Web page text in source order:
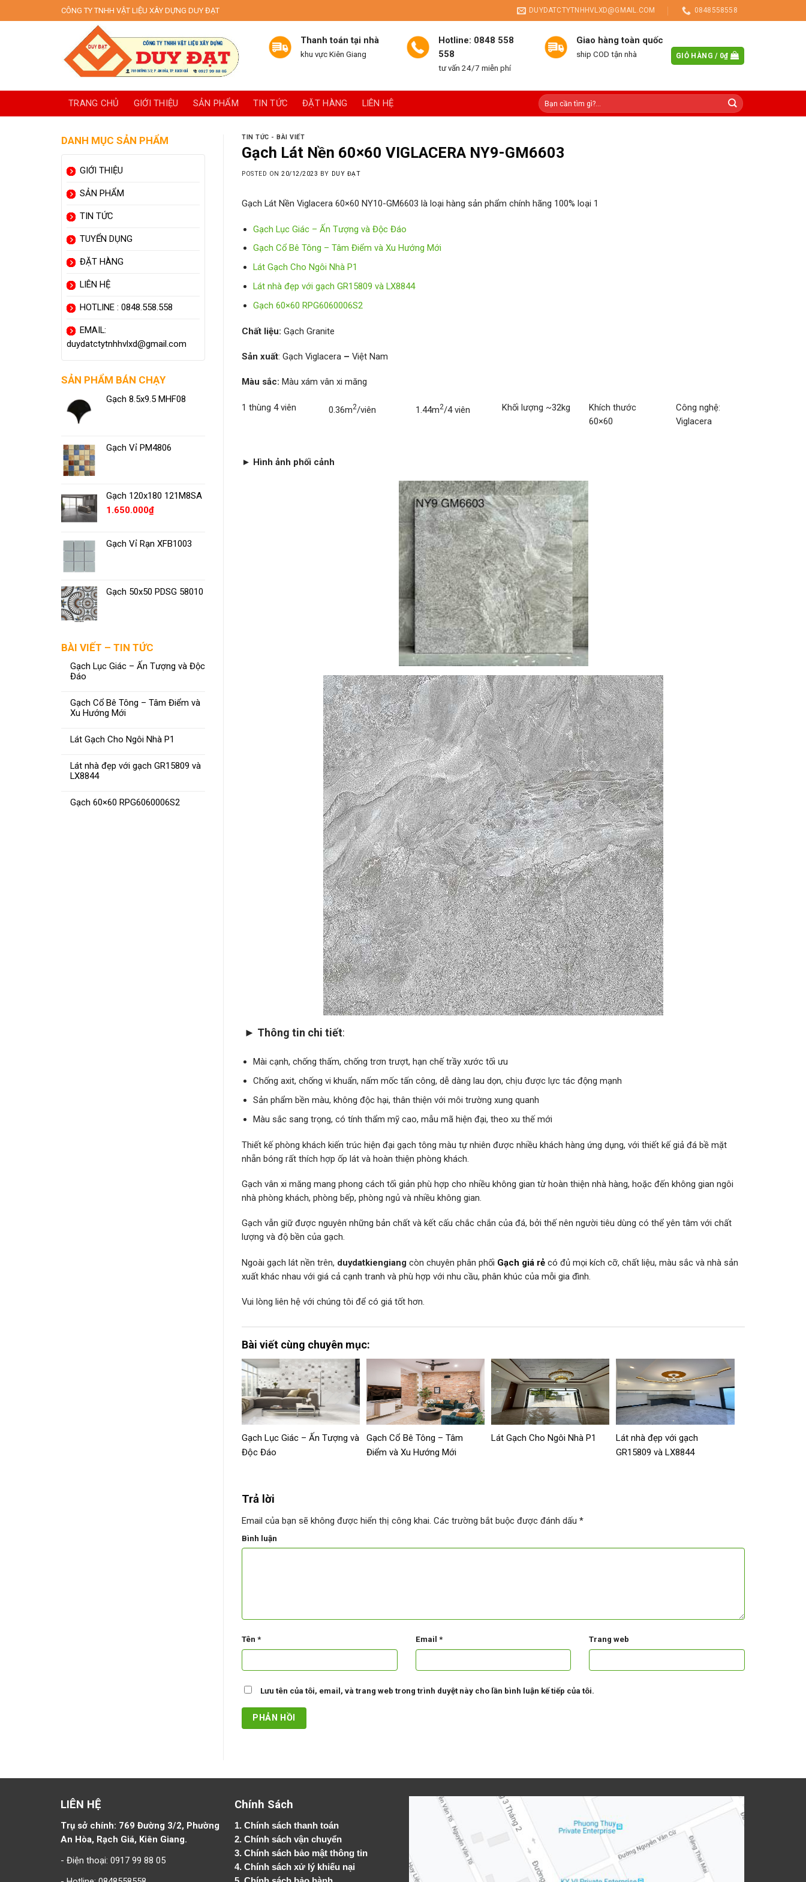
to
CÔNG TY TNHH VẬT LIỆU XÂY DỰNG DUY ĐẠT DUYDATCTYTNHHVLXD@GMAIL.COM 0848558558
Thanh toán tại nhà
khu vực Kiên Giang
Hotline: 0848 558
558
tư vấn 24/7 miễn phí
Giao hàng toàn quốc
ship COD tận nhà GIỎ HÀNG / 0₫
TRANG CHỦ GIỚI THIỆU SẢN PHẨM TIN TỨC ĐẶT HÀNG LIÊN HỆ
DANH MỤC SẢN PHẨM
GIỚI THIỆU
SẢN PHẨM
TIN TỨC
TUYỂN DỤNG
ĐẶT HÀNG
LIÊN HỆ
HOTLINE : 0848.558.558
EMAIL:
duydatctytnhhvlxd@gmail.com
SẢN PHẨM BÁN CHẠY
Gạch 8.5x9.5 MHF08
Gạch Vỉ PM4806
Gạch 120x180 121M8SA
1.650.000₫
Gạch Vỉ Rạn XFB1003
Gạch 50x50 PDSG 58010
BÀI VIẾT – TIN TỨC
Gạch Lục Giác – Ấn Tượng và Độc
Đáo
Gạch Cổ Bê Tông – Tâm Điểm và
Xu Hướng Mới
Lát Gạch Cho Ngôi Nhà P1
Lát nhà đẹp với gạch GR15809 và
LX8844
Gạch 60×60 RPG6060006S2
TIN TỨC - BÀI VIẾT
Gạch Lát Nền 60×60 VIGLACERA NY9-GM6603
POSTED ON20/12/2023 BY DUY ĐẠT
Gạch Lát Nền Viglacera 60×60 NY10-GM6603 là loại hàng sản phẩm chính hãng 100% loại 1
Gạch Lục Giác – Ấn Tượng và Độc Đáo
Gạch Cổ Bê Tông – Tâm Điểm và Xu Hướng Mới
Lát Gạch Cho Ngôi Nhà P1
Lát nhà đẹp với gạch GR15809 và LX8844
Gạch 60×60 RPG6060006S2
Chất liệu: Gạch Granite
Sản xuất: Gạch Viglacera – Việt Nam
Màu sắc: Màu xám vân xi măng
1 thùng 4 viên 0.36m2/viên 1.44m2/4 viên Khối lượng ~32kg
Khích thước
60×60
Công nghệ:
Viglacera
► Hình ảnh phối cảnh
► Thông tin chi tiết:
Mài cạnh, chống thấm, chống trơn trượt, hạn chế trầy xước tối ưu
Chống axit, chống vi khuẩn, nấm mốc tấn công, dễ dàng lau dọn, chịu được lực tác động mạnh
Sản phẩm bền màu, không độc hại, thân thiện với môi trường xung quanh
Màu sắc sang trọng, có tính thẩm mỹ cao, mẫu mã hiện đại, theo xu thế mới
Thiết kế phòng khách kiến trúc hiện đại gạch tông màu tự nhiên được nhiều khách hàng ứng dụng, với thiết kế giả đá bề mặt
nhẵn bóng rất thích hợp ốp lát và hoàn thiện phòng khách.
Gạch vân xi măng mang phong cách tối giản phù hợp cho nhiều không gian từ hoàn thiện nhà hàng, hoặc đến không gian ngôi
nhà phòng khách, phòng bếp, phòng ngủ và nhiều không gian.
Gạch vẫn giữ được nguyên những bản chất và kết cấu chắc chắn của đá, bởi thế nên người tiêu dùng có thể yên tâm với chất
lượng và độ bền của gạch.
Ngoài gạch lát nền trên, duydatkiengiang còn chuyên phân phối Gạch giá rẻ có đủ mọi kích cỡ, chất liệu, màu sắc và nhà sản
xuất khác nhau với giá cả cạnh tranh và phù hợp với nhu cầu, phân khúc của mỗi gia đình.
Vui lòng liên hệ với chúng tôi để có giá tốt hơn.
Bài viết cùng chuyên mục:
Gạch Lục Giác – Ấn Tượng và
Độc Đáo
Gạch Cổ Bê Tông – Tâm
Điểm và Xu Hướng Mới
Lát Gạch Cho Ngôi Nhà P1
Lát nhà đẹp với gạch
GR15809 và LX8844
Trả lời
Email của bạn sẽ không được hiển thị công khai. Các trường bắt buộc được đánh dấu *
Bình luận
Tên * Email * Trang web
Lưu tên của tôi, email, và trang web trong trình duyệt này cho lần bình luận kế tiếp của tôi.
LIÊN HỆ
Trụ sở chính: 769 Đường 3/2, Phường
An Hòa, Rạch Giá, Kiên Giang.
- Điện thoại: 0917 99 88 05
Chính Sách
1.Chính sách thanh toán
2.Chính sách vận chuyển
3. Chính sách bảo mật thông tin
4.Chính sách xử lý khiếu nại